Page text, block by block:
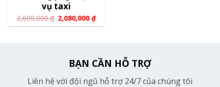
vụ taxi
2,600,000₫ 2,080,000₫
BẠN CẦN HỖ TRỢ
Liên hệ với đội ngũ hỗ trợ 24/7 của chúng tôi